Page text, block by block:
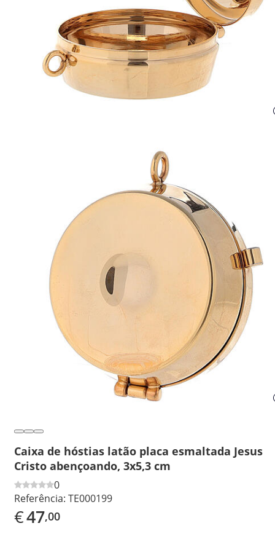
Caixa de hóstias latão placa esmaltada Jesus
Cristo abençoando, 3x5,3 cm
0
Referência: TE000199
€47,00